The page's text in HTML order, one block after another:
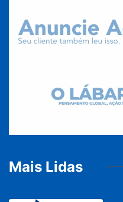
Mais Lidas